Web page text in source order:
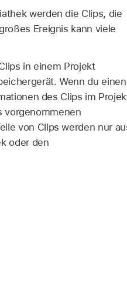
werden die Clips, die
Ereignis kann viele
in einem Projekt
Wenn du einen
des Clips im
vorgenommenen
von Clips werden nur
oder den